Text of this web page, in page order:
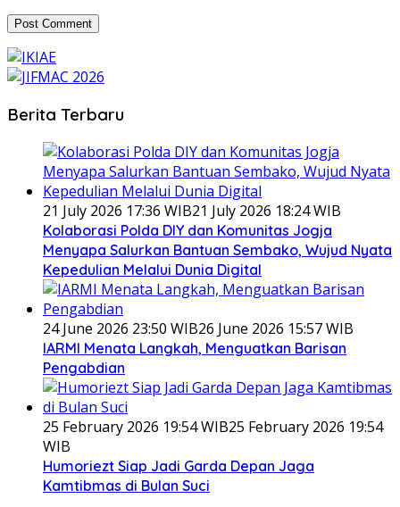
Berita Terbaru
21 July 2026 17:36 WIB21 July 2026 18:24 WIB
Kolaborasi Polda DIY dan Komunitas Jogja
Menyapa Salurkan Bantuan Sembako, Wujud Nyata
Kepedulian Melalui Dunia Digital
24 June 2026 23:50 WIB26 June 2026 15:57 WIB
IARMI Menata Langkah, Menguatkan Barisan
Pengabdian
25 February 2026 19:54 WIB25 February 2026 19:54
WIB
Humoriezt Siap Jadi Garda Depan Jaga
Kamtibmas di Bulan Suci